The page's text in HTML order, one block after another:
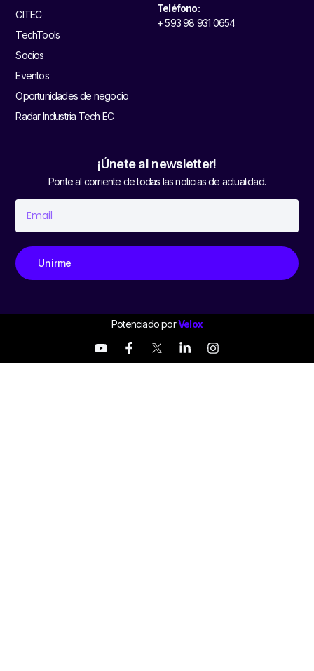
CITEC
TechTools
Socios
Eventos
Oportunidades de negocio
Radar Industria Tech EC
Teléfono:
+ 593 98 931 0654
¡Únete al newsletter!
Ponte al corriente de todas las noticias de actualidad.
Unirme
Potenciado porVelox